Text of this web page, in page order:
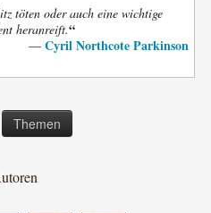
töten oder auch eine wichtige
heranreift.“
— Cyril Northcote Parkinson
Themen